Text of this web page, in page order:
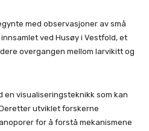
med observasjoner av små
ved Husøy i Vestfold, et
overgangen mellom larvikitt og
en visualiseringsteknikk som kan
utviklet forskerne
for å forstå mekanismene